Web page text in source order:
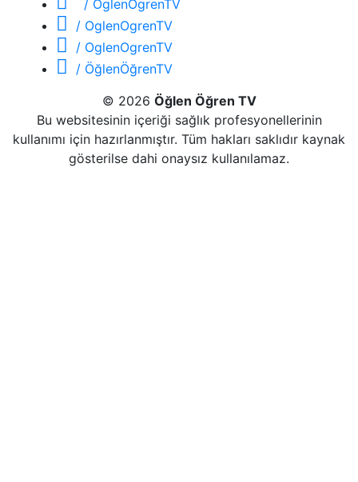
/ OglenOgrenTV
/ OglenOgrenTV
/ OglenOgrenTV
/ ÖğlenÖğrenTV
© 2026 Öğlen Öğren TV
Bu websitesinin içeriği sağlık profesyonellerinin
kullanımı için hazırlanmıştır. Tüm hakları saklıdır kaynak
gösterilse dahi onaysız kullanılamaz.